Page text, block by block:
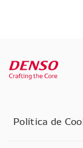
Política de